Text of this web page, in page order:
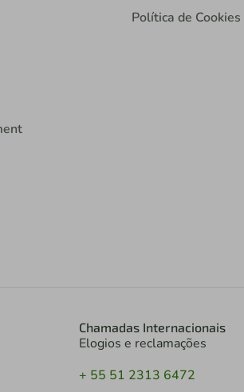
Política de Cookies
Chamadas Internacionais
Elogios e reclamações
+ 55 51 2313 6472